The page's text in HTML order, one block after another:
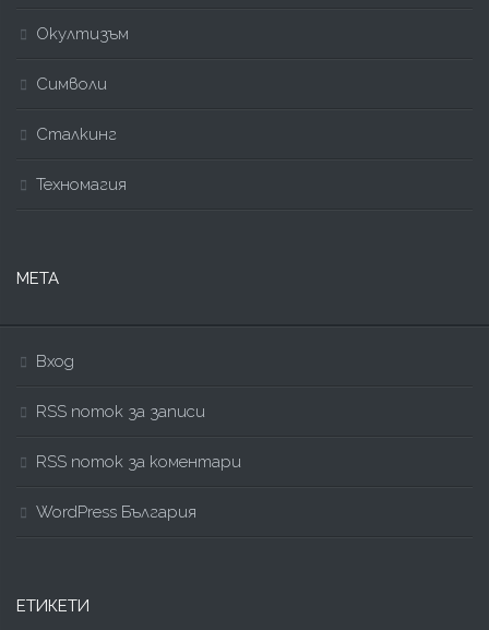
Окултизъм
Символи
Сталкинг
Техномагия
МЕТА
Вход
RSS поток за записи
RSS поток за коментари
WordPress България
ЕТИКЕТИ